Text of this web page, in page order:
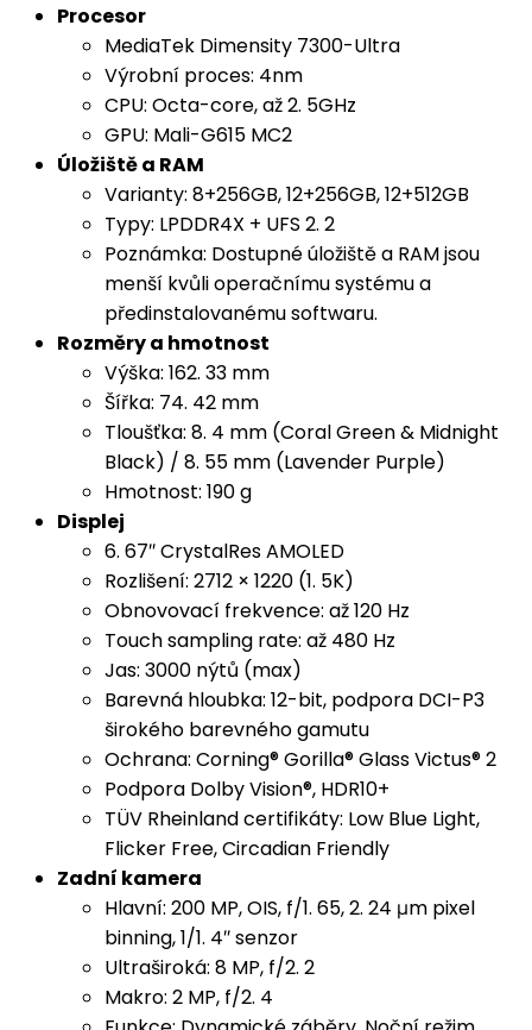
Procesor
MediaTek Dimensity 7300-Ultra
Výrobní proces: 4nm
CPU: Octa-core, až 2. 5GHz
GPU: Mali-G615 MC2
Úložiště a RAM
Varianty: 8+256GB, 12+256GB, 12+512GB
Typy: LPDDR4X + UFS 2. 2
Poznámka: Dostupné úložiště a RAM jsou
menší kvůli operačnímu systému a
předinstalovanému softwaru.
Rozměry a hmotnost
Výška: 162. 33 mm
Šířka: 74. 42 mm
Tloušťka: 8. 4 mm (Coral Green & Midnight
Black) / 8. 55 mm (Lavender Purple)
Hmotnost: 190 g
Displej
6. 67″ CrystalRes AMOLED
Rozlišení: 2712 × 1220 (1. 5K)
Obnovovací frekvence: až 120 Hz
Touch sampling rate: až 480 Hz
Jas: 3000 nýtů (max)
Barevná hloubka: 12-bit, podpora DCI-P3
širokého barevného gamutu
Ochrana: Corning® Gorilla® Glass Victus® 2
Podpora Dolby Vision®, HDR10+
TÜV Rheinland certifikáty: Low Blue Light,
Flicker Free, Circadian Friendly
Zadní kamera
Hlavní: 200 MP, OIS, f/1. 65, 2. 24 μm pixel
binning, 1/1. 4″ senzor
Ultraširoká: 8 MP, f/2. 2
Makro: 2 MP, f/2. 4